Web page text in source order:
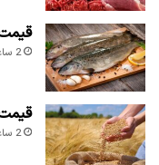
قیمت
2 ساعت پیش
قیمت
2 ساعت پیش